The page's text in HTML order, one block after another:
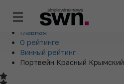
Главная
О рейтинге
Винный рейтинг
Портвейн Красный Крымский